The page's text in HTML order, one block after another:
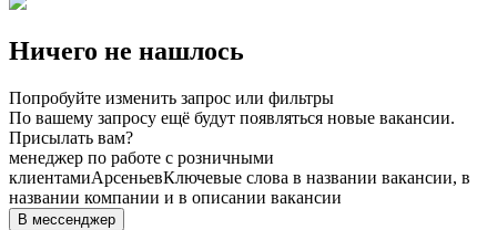
Ничего не нашлось
Попробуйте изменить запрос или фильтры
По вашему запросу ещё будут появляться новые вакансии.
Присылать вам?
менеджер по работе с розничными
клиентамиАрсеньевКлючевые слова в названии вакансии, в
названии компании и в описании вакансии
В мессенджер